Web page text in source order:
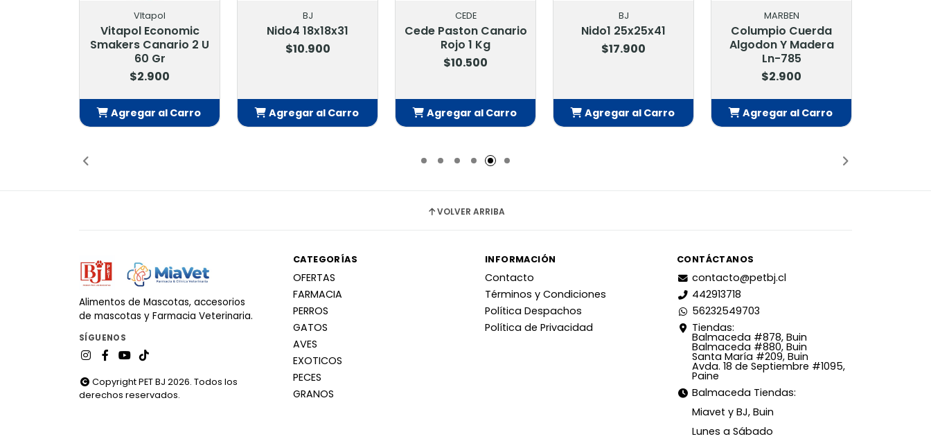
VItapol
Vitapol Economic
Smakers Canario 2 U
60 Gr
$2.900
Agregar al Carro
BJ
Nido4 18x18x31
$10.900
Agregar al Carro
CEDE
Cede Paston Canario
Rojo 1 Kg
$10.500
Agregar al Carro
BJ
Nido1 25x25x41
$17.900
Agregar al Carro
MARBEN
Columpio Cuerda
Algodon Y Madera
Ln-785
$2.900
Agregar al Carro
VOLVER ARRIBA
Alimentos de Mascotas, accesorios
de mascotas y Farmacia Veterinaria.
SÍGUENOS
Copyright PET BJ 2026. Todos los
derechos reservados.
CATEGORÍAS
OFERTAS
FARMACIA
PERROS
GATOS
AVES
EXOTICOS
PECES
GRANOS
INFORMACIÓN
Contacto
Términos y Condiciones
Política Despachos
Política de Privacidad
CONTÁCTANOS
contacto@petbj.cl
442913718
56232549703
Tiendas:
Balmaceda #878, Buin
Balmaceda #880, Buin
Santa María #209, Buin
Avda. 18 de Septiembre #1095,
Paine
Balmaceda Tiendas:
Miavet y BJ, Buin
Lunes a Sábado